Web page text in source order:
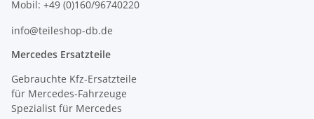
Mobil: +49 (0)160/96740220
info@teileshop-db.de
Mercedes Ersatzteile
Gebrauchte Kfz-Ersatzteile
für Mercedes-Fahrzeuge
Spezialist für Mercedes